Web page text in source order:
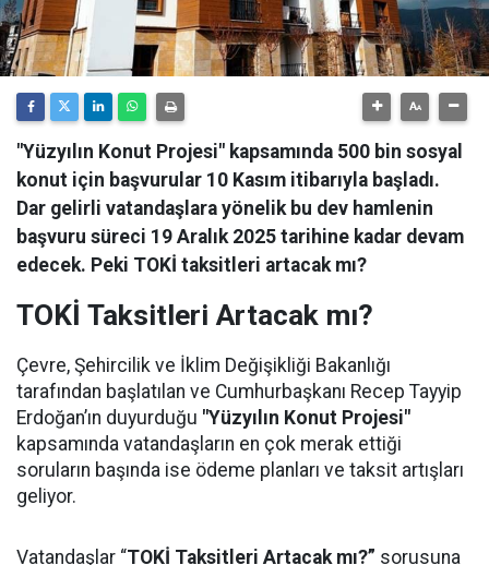
"Yüzyılın Konut Projesi" kapsamında 500 bin sosyal
konut için başvurular 10 Kasım itibarıyla başladı.
Dar gelirli vatandaşlara yönelik bu dev hamlenin
başvuru süreci 19 Aralık 2025 tarihine kadar devam
edecek. Peki TOKİ taksitleri artacak mı?
TOKİ Taksitleri Artacak mı?
Çevre, Şehircilik ve İklim Değişikliği Bakanlığı
tarafından başlatılan ve Cumhurbaşkanı Recep Tayyip
Erdoğan’ın duyurduğu "Yüzyılın Konut Projesi"
kapsamında vatandaşların en çok merak ettiği
soruların başında ise ödeme planları ve taksit artışları
geliyor.
Vatandaşlar “TOKİ Taksitleri Artacak mı?” sorusuna